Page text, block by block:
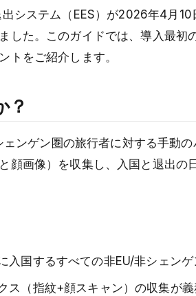
システム（EES）が2026年4月
した。このガイドでは、導入最
トをご紹介します。
？
ェンゲン圏の旅行者に対する手動
顔画像）を収集し、入国と退出
入国するすべての非EU/非シェン
ス（指紋+顔スキャン）の収集が